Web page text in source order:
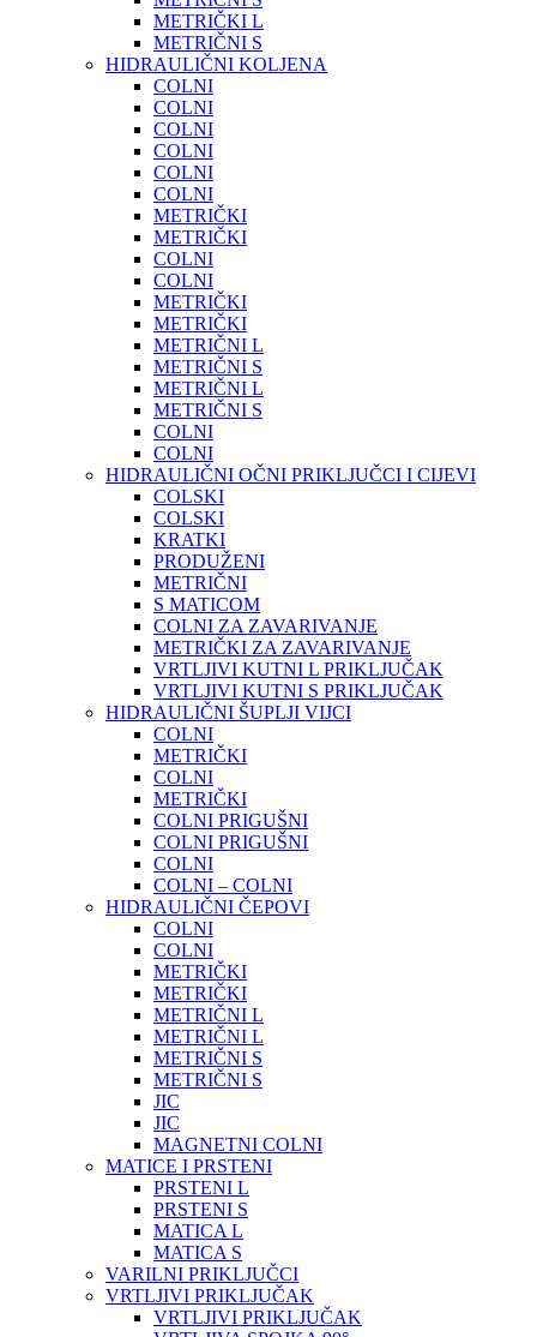
METRIČKI L
METRIČNI S
HIDRAULIČNI KOLJENA
COLNI
COLNI
COLNI
COLNI
COLNI
COLNI
METRIČKI
METRIČKI
COLNI
COLNI
METRIČKI
METRIČKI
METRIČNI L
METRIČNI S
METRIČNI L
METRIČNI S
COLNI
COLNI
HIDRAULIČNI OČNI PRIKLJUČCI I CIJEVI
COLSKI
COLSKI
KRATKI
PRODUŽENI
METRIČNI
S MATICOM
COLNI ZA ZAVARIVANJE
METRIČKI ZA ZAVARIVANJE
VRTLJIVI KUTNI L PRIKLJUČAK
VRTLJIVI KUTNI S PRIKLJUČAK
HIDRAULIČNI ŠUPLJI VIJCI
COLNI
METRIČKI
COLNI
METRIČKI
COLNI PRIGUŠNI
COLNI PRIGUŠNI
COLNI
COLNI – COLNI
HIDRAULIČNI ČEPOVI
COLNI
COLNI
METRIČKI
METRIČKI
METRIČNI L
METRIČNI L
METRIČNI S
METRIČNI S
JIC
JIC
MAGNETNI COLNI
MATICE I PRSTENI
PRSTENI L
PRSTENI S
MATICA L
MATICA S
VARILNI PRIKLJUČCI
VRTLJIVI PRIKLJUČAK
VRTLJIVI PRIKLJUČAK